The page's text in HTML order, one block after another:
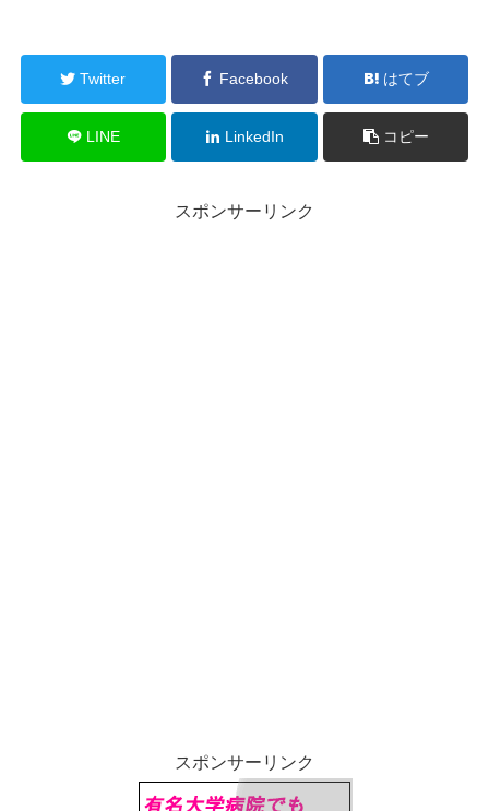
Twitter Facebook はてブ
LINE LinkedIn コピー
スポンサーリンク
スポンサーリンク